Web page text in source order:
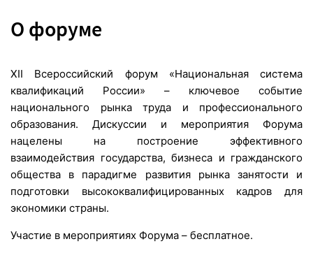
О форуме
XII Всероссийский форум «Национальная система
квалификаций России» – ключевое событие
национального рынка труда и профессионального
образования. Дискуссии и мероприятия Форума
нацелены на построение эффективного
взаимодействия государства, бизнеса и гражданского
общества в парадигме развития рынка занятости и
подготовки высококвалифицированных кадров для
экономики страны.
Участие в мероприятиях Форума – бесплатное.